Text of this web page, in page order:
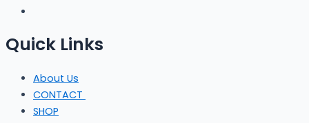
Quick Links
About Us
CONTACT
SHOP